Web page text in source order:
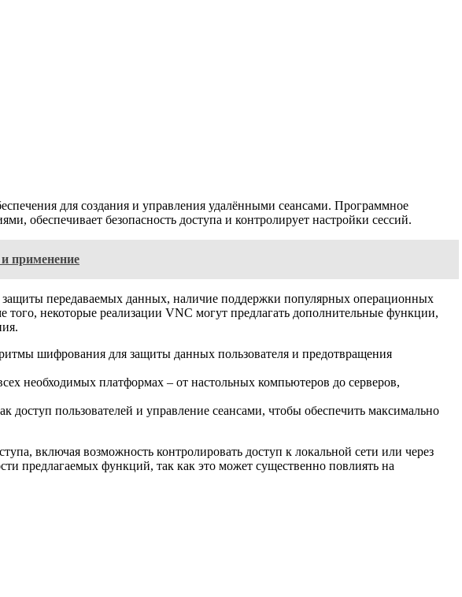
для создания и управления удалёнными сеансами. Программное
обеспечивает безопасность доступа и контролирует настройки сессий.
применение
передаваемых данных, наличие поддержки популярных операционных
некоторые реализации VNC могут предлагать дополнительные функции,
шифрования для защиты данных пользователя и предотвращения
необходимых платформах – от настольных компьютеров до серверов,
пользователей и управление сеансами, чтобы обеспечить максимально
включая возможность контролировать доступ к локальной сети или через
предлагаемых функций, так как это может существенно повлиять на